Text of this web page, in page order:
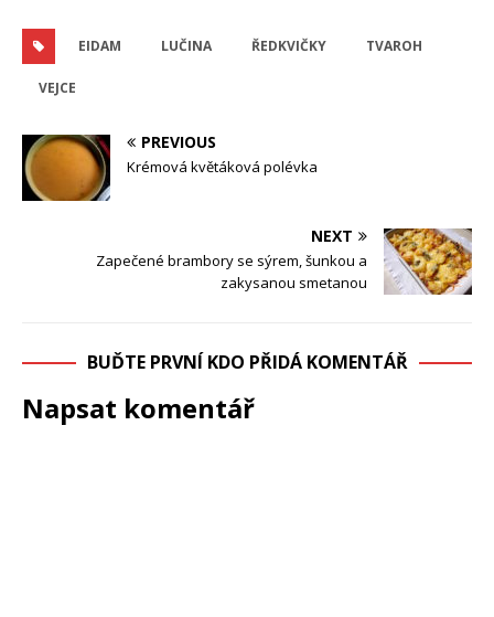
EIDAM LUČINA ŘEDKVIČKY TVAROH
VEJCE
PREVIOUS
Krémová květáková polévka
NEXT
Zapečené brambory se sýrem, šunkou a
zakysanou smetanou
BUĎTE PRVNÍ KDO PŘIDÁ KOMENTÁŘ
Napsat komentář